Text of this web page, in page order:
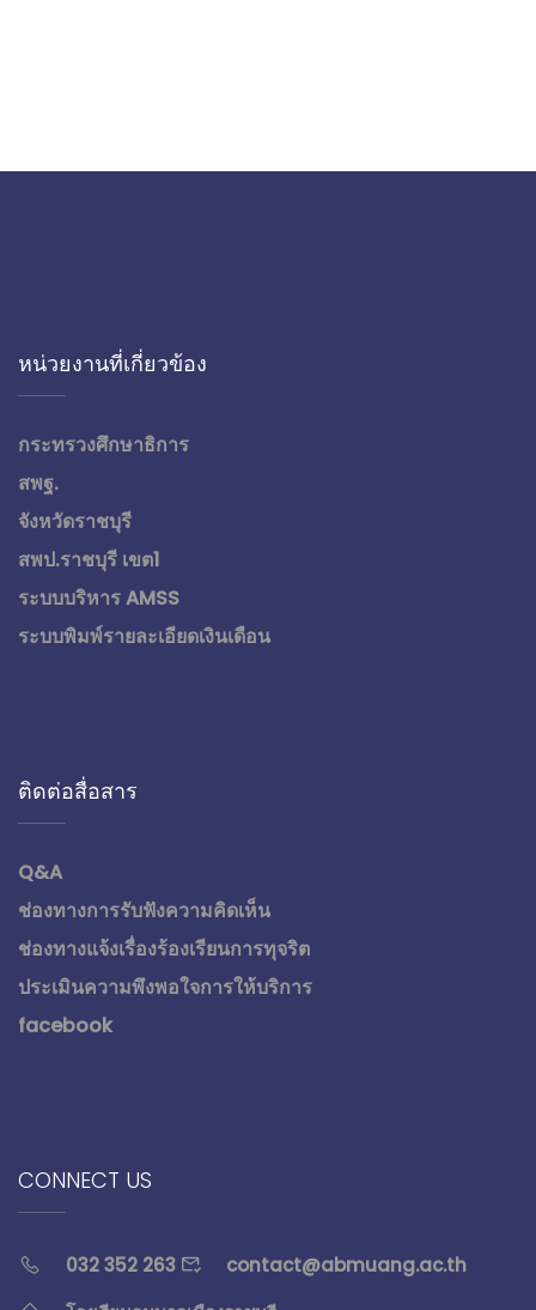
หน่วยงานที่เกี่ยวข้อง
กระทรวงศึกษาธิการ
สพฐ.
จังหวัดราชบุรี
สพป.ราชบุรี เขต1
ระบบบริหาร AMSS
ระบบพิมพ์รายละเอียดเงินเดือน
ติดต่อสื่อสาร
Q&A
ช่องทางการรับฟังความคิดเห็น
ช่องทางแจ้งเรื่องร้องเรียนการทุจริต
ประเมินความพึงพอใจการให้บริการ
facebook
CONNECT US
032 352 263
contact@abmuang.ac.th